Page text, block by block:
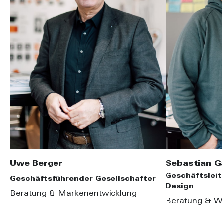
Uwe Berger
Geschäftsführender Gesellschafter
Beratung & Markenentwicklung
Sebastian
Design
Beratung &